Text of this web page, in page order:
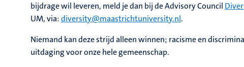
bijdrage wil leveren, meld je dan bij de Advisory Council
UM, via:diversity@maastrichtuniversity.nl.
Niemand kan deze strijd alleen winnen; racisme en
uitdaging voor onze hele gemeenschap.